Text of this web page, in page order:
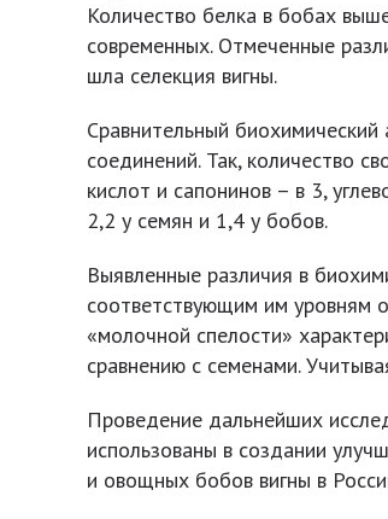
Количество белка в бобах
современных. Отмеченные
шла селекция вигны.
Сравнительный
соединений. Так, количество
кислот и сапонинов – в 3,
2,2 у семян и 1,4 у бобов.
Выявленные различия в
соответствующим им уровням
«молочной спелости»
сравнению с семенами.
Проведение дальнейших
использованы в создании
и овощных бобов вигны в